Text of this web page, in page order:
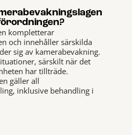
kompletterar
och innehåller särskilda
sig av kamerabevakning.
särskilt när det
har tillträde.
gäller all
inklusive behandling i